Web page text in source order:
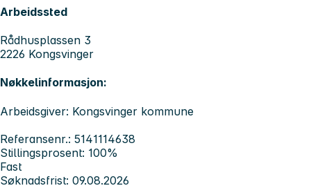
Arbeidssted
Rådhusplassen 3
2226 Kongsvinger
Nøkkelinformasjon:
Arbeidsgiver: Kongsvinger kommune
Referansenr.: 5141114638
Stillingsprosent: 100%
Fast
Søknadsfrist: 09.08.2026